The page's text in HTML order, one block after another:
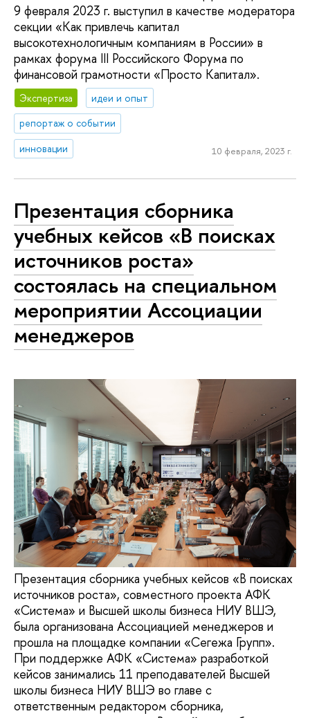
9 февраля 2023 г. выступил в качестве модератора
секции «Как привлечь капитал
высокотехнологичным компаниям в России» в
рамках форума III Российского Форума по
финансовой грамотности «Просто Капитал».
Экспертиза
идеи и опыт
репортаж о событии
инновации
10 февраля, 2023 г.
Презентация сборника
учебных кейсов «В поисках
источников роста»
состоялась на специальном
мероприятии Ассоциации
менеджеров
Презентация сборника учебных кейсов «В поисках
источников роста», совместного проекта АФК
«Система» и Высшей школы бизнеса НИУ ВШЭ,
была организована Ассоциацией менеджеров и
прошла на площадке компании «Сегежа Групп».
При поддержке АФК «Система» разработкой
кейсов занимались 11 преподавателей Высшей
школы бизнеса НИУ ВШЭ во главе с
ответственным редактором сборника,